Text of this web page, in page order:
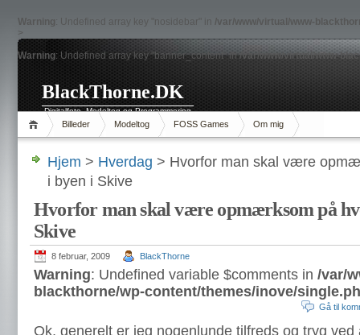
Warning: Undefined array key "nosidebar" in /var/www/virtual/www-
>
Warning: Undefined array key "banner_content" in/var/www/virtual/www-
BlackThorne.DK
Digitalfoto, Modeltog og Programmering
Billeder Modeltog FOSS Games Om mig
Hjem > Hverdag > Hvorfor man skal være
i byen i Skive
Hvorfor man skal være opmærksom på
Skive
8 februar, 2009 BlackThorne
Warning: Undefined variable $comments in /var/
blackthorne/wp-content/themes/inove/
Gå til
Ok, generelt er jeg nogenlunde tilfreds og tryg